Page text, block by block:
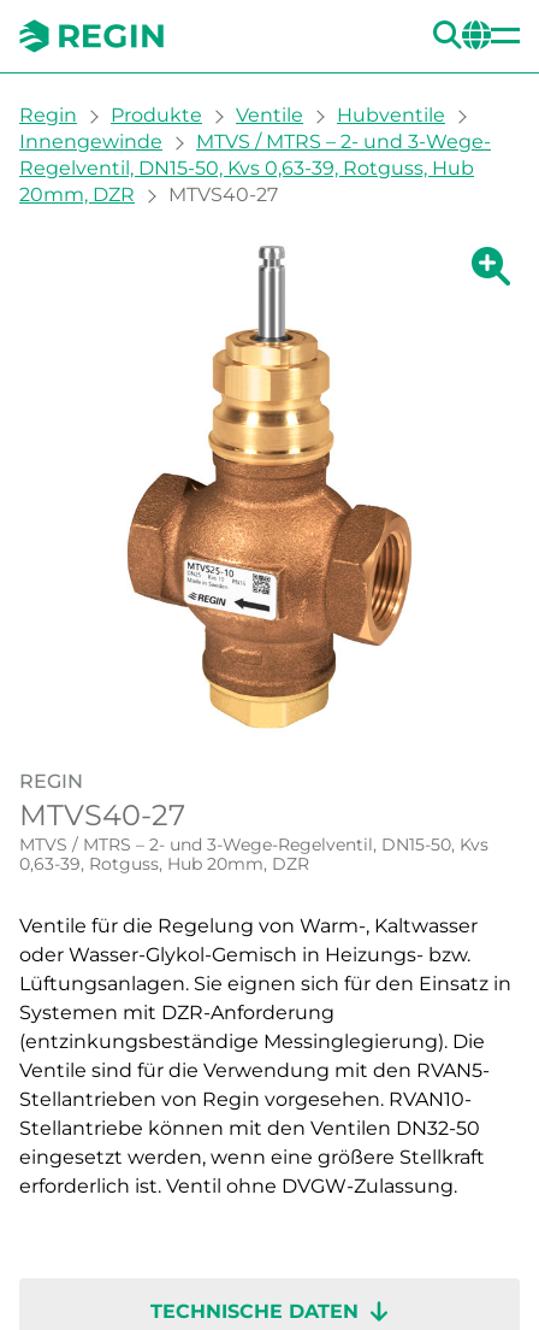
You are here:
Regin Produkte Ventile
Hubventile
Innengewinde
MTVS / MTRS – 2- und 3-Wege-
Regelventil, DN15-50, Kvs 0,63-39, Rotguss, Hub
20mm, DZR
MTVS40-27
Zeige
REGIN
MTVS40-27
MTVS / MTRS – 2- und 3-Wege-Regelventil, DN15-50, Kvs
0,63-39, Rotguss, Hub 20mm, DZR
Ventile für die Regelung von Warm-, Kaltwasser
oder Wasser-Glykol-Gemisch in Heizungs- bzw.
Lüftungsanlagen. Sie eignen sich für den Einsatz in
Systemen mit DZR-Anforderung
(entzinkungsbeständige Messinglegierung). Die
Ventile sind für die Verwendung mit den RVAN5-
Stellantrieben von Regin vorgesehen. RVAN10-
Stellantriebe können mit den Ventilen DN32-50
eingesetzt werden, wenn eine größere Stellkraft
erforderlich ist. Ventil ohne DVGW-Zulassung.
TECHNISCHE DATEN